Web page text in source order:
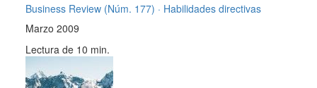
Business Review (Núm. 177) · Habilidades directivas
Marzo 2009
Lectura de 10 min.